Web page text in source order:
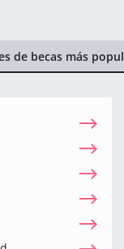
de becas más